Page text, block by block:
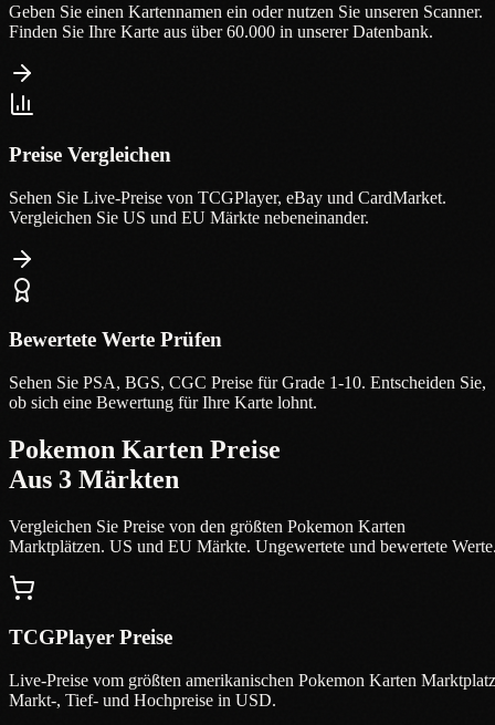
Geben Sie einen Kartennamen ein oder nutzen Sie unseren Scanner.
Finden Sie Ihre Karte aus über 60.000 in unserer Datenbank.
Preise Vergleichen
Sehen Sie Live-Preise von TCGPlayer, eBay und CardMarket.
Vergleichen Sie US und EU Märkte nebeneinander.
Bewertete Werte Prüfen
Sehen Sie PSA, BGS, CGC Preise für Grade 1-10. Entscheiden Sie,
ob sich eine Bewertung für Ihre Karte lohnt.
Pokemon Karten Preise
Aus 3 Märkten
Vergleichen Sie Preise von den größten Pokemon Karten
Marktplätzen. US und EU Märkte. Ungewertete und bewertete
TCGPlayer Preise
Live-Preise vom größten amerikanischen Pokemon Karten
Markt-, Tief- und Hochpreise in USD.